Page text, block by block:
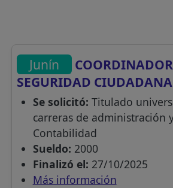
Junín
SEGURIDAD CIUDADANA
Se solicitó: Titulado
carreras de administración
Contabilidad
Sueldo: 2000
Finalizó el: 27/10/2025
Más información